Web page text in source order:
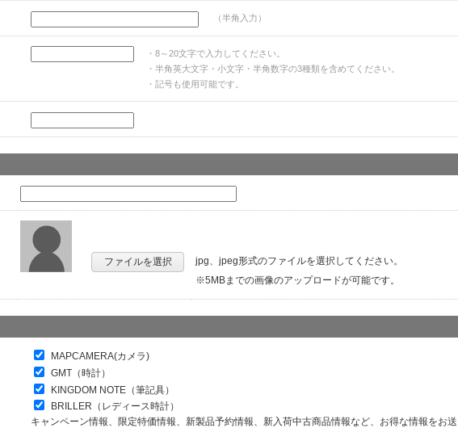
（半角入力）
・8～20文字で入力してください。
・半角英大文字・小文字・半角数字の3種類を含めてください。
・記号も使用可能です。
ファイルを選択
jpg、jpeg形式のファイルを選択してください。
※5MBまでの画像のアップロードが可能です。
MAPCAMERA(カメラ)
GMT（時計）
KINGDOM NOTE（筆記具）
BRILLER（レディース時計）
キャンペーン情報、限定特価情報、新製品予約情報、新入荷中古商品情報など、お得な情報をお